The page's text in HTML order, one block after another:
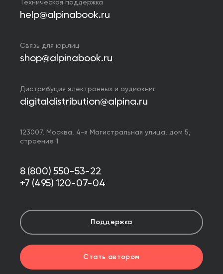
Техническая поддержка
help@alpinabook.ru
Связь для юр.лиц
shop@alpinabook.ru
Дистрибуция электронных и аудиокниг
digitaldistribution@alpina.ru
123007, Москва, 4-я Магистральная улица, дом 5,
строение 1
8 (800) 550-53-22
+7 (495) 120-07-04
Поддержка
Стать автором